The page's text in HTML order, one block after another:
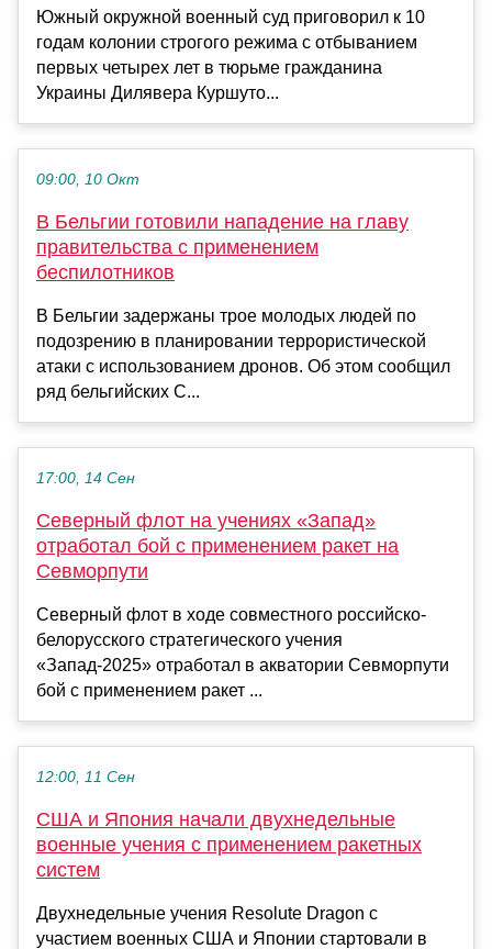
Южный окружной военный суд приговорил к 10
годам колонии строгого режима с отбыванием
первых четырех лет в тюрьме гражданина
Украины Дилявера Куршуто...
09:00, 10 Окт
В Бельгии готовили нападение на главу
правительства с применением
беспилотников
В Бельгии задержаны трое молодых людей по
подозрению в планировании террористической
атаки с использованием дронов. Об этом сообщил
ряд бельгийских С...
17:00, 14 Сен
Северный флот на учениях «Запад»
отработал бой с применением ракет на
Севморпути
Северный флот в ходе совместного российско-
белорусского стратегического учения
«Запад-2025» отработал в акватории Севморпути
бой с применением ракет ...
12:00, 11 Сен
США и Япония начали двухнедельные
военные учения с применением ракетных
систем
Двухнедельные учения Resolute Dragon с
участием военных США и Японии стартовали в